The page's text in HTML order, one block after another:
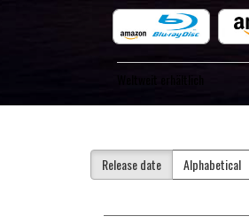
Release date Alphabetical